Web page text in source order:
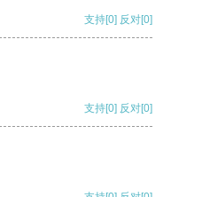
支持[0] 反对[0]
支持[0] 反对[0]